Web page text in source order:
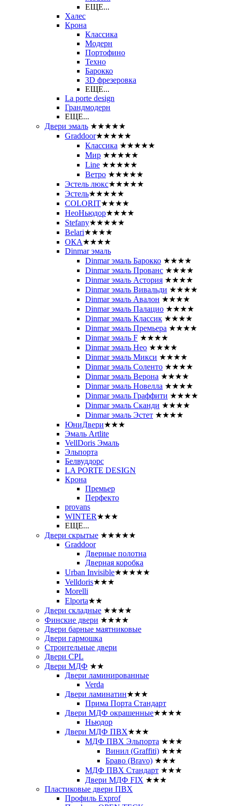
ЕЩЕ...
Халес
Крона
Классика
Модерн
Портофино
Техно
Барокко
3D фрезеровка
ЕЩЕ...
La porte design
Грандмодерн
ЕЩЕ...
Двери эмаль ★★★★★
Graddoor★★★★★
Классика ★★★★★
Мир ★★★★★
Line ★★★★★
Ветро ★★★★★
Эстель люкс★★★★★
Эстель★★★★★
COLORIT★★★★
НеоНьюдор★★★★
Stefany★★★★★
Belari★★★★
ОКА★★★★
Dinmar эмаль
Dinmar эмаль Барокко ★★★★
Dinmar эмаль Прованс ★★★★
Dinmar эмаль Астория ★★★★
Dinmar эмаль Вивальди ★★★★
Dinmar эмаль Авалон ★★★★
Dinmar эмаль Палацио ★★★★
Dinmar эмаль Классик ★★★★
Dinmar эмаль Премьера ★★★★
Dinmar эмаль F ★★★★
Dinmar эмаль Нео ★★★★
Dinmar эмаль Микси ★★★★
Dinmar эмаль Соленто ★★★★
Dinmar эмаль Верона ★★★★
Dinmar эмаль Новелла ★★★★
Dinmar эмаль Граффити ★★★★
Dinmar эмаль Сканди ★★★★
Dinmar эмаль Эстет ★★★★
ЮниДвери★★★
Эмаль Artlite
VellDoris Эмаль
Эльпорта
Белвуддорс
LA PORTE DESIGN
Крона
Премьер
Перфекто
provans
WINTER★★★
ЕЩЕ...
Двери скрытые ★★★★★
Graddoor
Дверные полотна
Дверная коробка
Urban Invisible★★★★★
Velldoris★★★
Morelli
Elporta★★
Двери складные ★★★★
Финские двери ★★★★
Двери барные маятниковые
Двери гармошка
Строительные двери
Двери CРL
Двери МДФ ★★
Двери ламинированные
Verda
Двери ламинатин★★★
Прима Порта Стандарт
Двери МДФ окрашенные★★★★
Ньюдор
Двери МДФ ПВХ★★★
МДФ ПВХ Эльпорта ★★★
Винил (Graffiti) ★★★
Браво (Bravo) ★★★
МДФ ПВХ Стандарт ★★★
Двери МДФ FIX ★★★
Пластиковые двери ПВХ
Профиль Exprof